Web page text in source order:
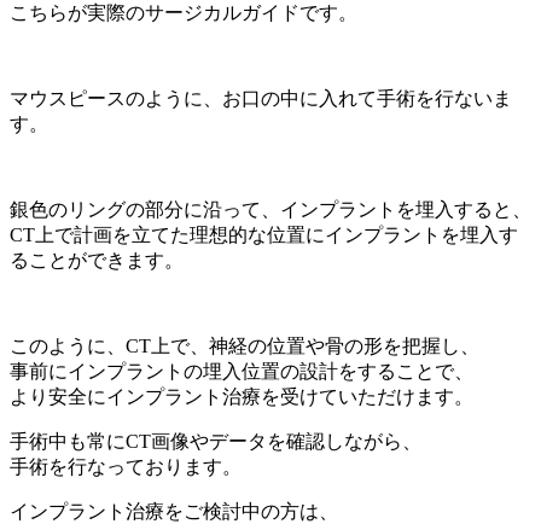
こちらが実際のサージカルガイドです。
マウスピースのように、お口の中に入れて手術を行ないま
す。
銀色のリングの部分に沿って、インプラントを埋入すると、
CT上で計画を立てた理想的な位置にインプラントを埋入す
ることができます。
このように、CT上で、神経の位置や骨の形を把握し、
事前にインプラントの埋入位置の設計をすることで、
より安全にインプラント治療を受けていただけます。
手術中も常にCT画像やデータを確認しながら、
手術を行なっております。
インプラント治療をご検討中の方は、